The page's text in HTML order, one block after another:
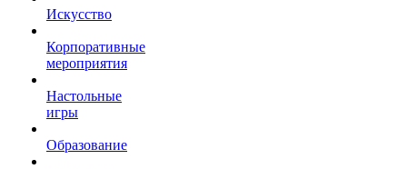
Искусство
Корпоративные
мероприятия
Настольные
игры
Образование